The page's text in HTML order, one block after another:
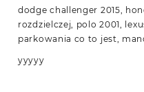
dodge challenger 2015,
rozdzielczej, polo 2001,
parkowania co to jest,
yyyyy